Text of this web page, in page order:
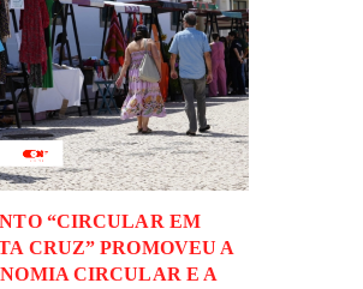
“CIRCULAR EM
CRUZ” PROMOVEU A
CIRCULAR E A